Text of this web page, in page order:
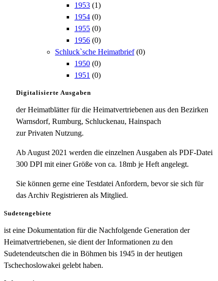
1953 (1)
1954 (0)
1955 (0)
1956 (0)
Schluck`sche Heimatbrief (0)
1950 (0)
1951 (0)
Digitalisierte Ausgaben
der Heimatblätter für die Heimatvertriebenen aus den Bezirken
Warnsdorf, Rumburg, Schluckenau, Hainspach
zur Privaten Nutzung.
Ab August 2021 werden die einzelnen Ausgaben als PDF-Datei
300 DPI mit einer Größe von ca. 18mb je Heft angelegt.
Sie können gerne eine Testdatei Anfordern, bevor sie sich für
das Archiv Registrieren als Mitglied.
Sudetengebiete
ist eine Dokumentation für die Nachfolgende Generation der
Heimatvertriebenen, sie dient der Informationen zu den
Sudetendeutschen die in Böhmen bis 1945 in der heutigen
Tschechoslowakei gelebt haben.